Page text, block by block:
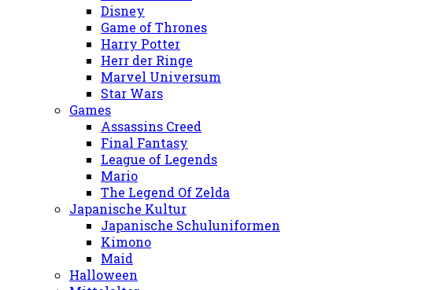
Disney
Game of Thrones
Harry Potter
Herr der Ringe
Marvel Universum
Star Wars
Games
Assassins Creed
Final Fantasy
League of Legends
Mario
The Legend Of Zelda
Japanische Kultur
Japanische Schuluniformen
Kimono
Maid
Halloween